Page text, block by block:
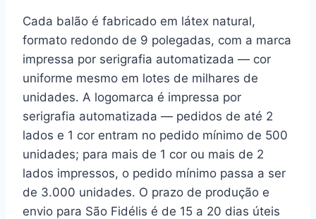
Cada balão é fabricado em látex natural,
formato redondo de 9 polegadas, com a marca
impressa por serigrafia automatizada — cor
uniforme mesmo em lotes de milhares de
unidades. A logomarca é impressa por
serigrafia automatizada — pedidos de até 2
lados e 1 cor entram no pedido mínimo de 500
unidades; para mais de 1 cor ou mais de 2
lados impressos, o pedido mínimo passa a ser
de 3.000 unidades. O prazo de produção e
envio para São Fidélis é de 15 a 20 dias úteis